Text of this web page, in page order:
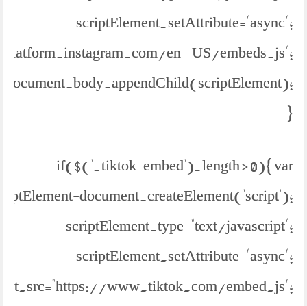
scriptElement.setAttribute="async";
en_US/embeds.js";
document.body.appendChild(scriptElement);
}
if($('.tiktok-embed').length > 0){ var
scriptElement.type="text/javascript";
scriptElement.setAttribute="async";
www.tiktok.com/embed.js";